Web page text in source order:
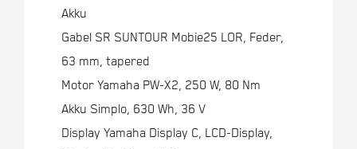
Akku
Gabel SR SUNTOUR Mobie25 LOR, Feder,
63 mm, tapered
Motor Yamaha PW-X2, 250 W, 80 Nm
Akku Simplo, 630 Wh, 36 V
Display Yamaha Display C, LCD-Display,